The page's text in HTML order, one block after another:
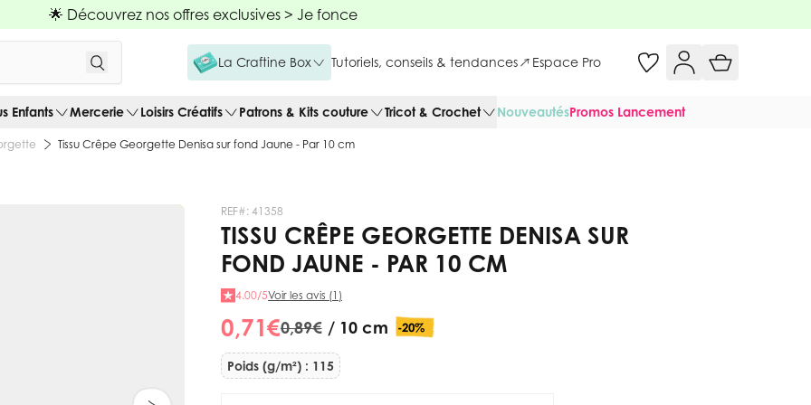
🌟 Découvrez nos offres exclusives > Je fonce
La Craftine Box Tutoriels, conseils & tendances Espace Pro
Enfants Mercerie Loisirs Créatifs Patrons & Kits couture Tricot & Crochet NouveautésPromos Lancement
Tissu Crêpe Georgette Denisa sur fond Jaune - Par 10 cm
REF#: 41358
TISSU CRÊPE GEORGETTE DENISA SUR
FOND JAUNE - PAR 10 CM
4.00/5Voir les avis (1)
0,89 €
0,71 € / 10 cm -20%
Poids (g/m²) : 115